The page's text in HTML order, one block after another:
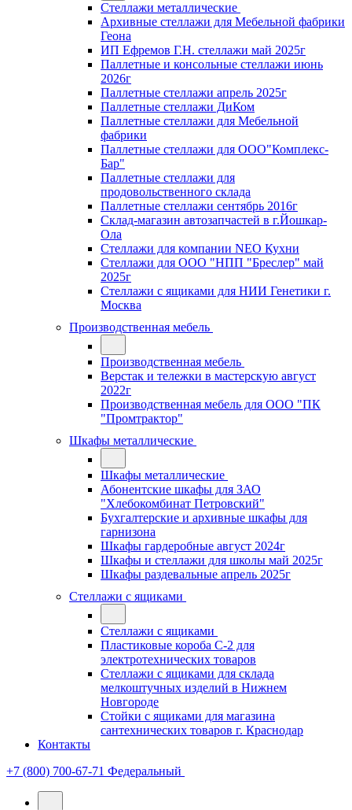
Стеллажи металлические
Архивные стеллажи для Мебельной фабрики
Геона
ИП Ефремов Г.Н. стеллажи май 2025г
Паллетные и консольные стеллажи июнь
2026г
Паллетные стеллажи апрель 2025г
Паллетные стеллажи ДиКом
Паллетные стеллажи для Мебельной
фабрики
Паллетные стеллажи для ООО"Комплекс-
Бар"
Паллетные стеллажи для
продовольственного склада
Паллетные стеллажи сентябрь 2016г
Склад-магазин автозапчастей в г.Йошкар-
Ола
Стеллажи для компании NEO Кухни
Стеллажи для ООО "НПП "Бреслер" май
2025г
Стеллажи с ящиками для НИИ Генетики г.
Москва
Производственная мебель
Производственная мебель
Верстак и тележки в мастерскую август
2022г
Производственная мебель для ООО "ПК
"Промтрактор"
Шкафы металлические
Шкафы металлические
Абонентские шкафы для ЗАО
"Хлебокомбинат Петровский"
Бухгалтерские и архивные шкафы для
гарнизона
Шкафы гардеробные август 2024г
Шкафы и стеллажи для школы май 2025г
Шкафы раздевальные апрель 2025г
Стеллажи с ящиками
Стеллажи с ящиками
Пластиковые короба С-2 для
электротехнических товаров
Стеллажи с ящиками для склада
мелкоштучных изделий в Нижнем
Новгороде
Стойки с ящиками для магазина
сантехнических товаров г. Краснодар
Контакты
+7 (800) 700-67-71 Федеральный